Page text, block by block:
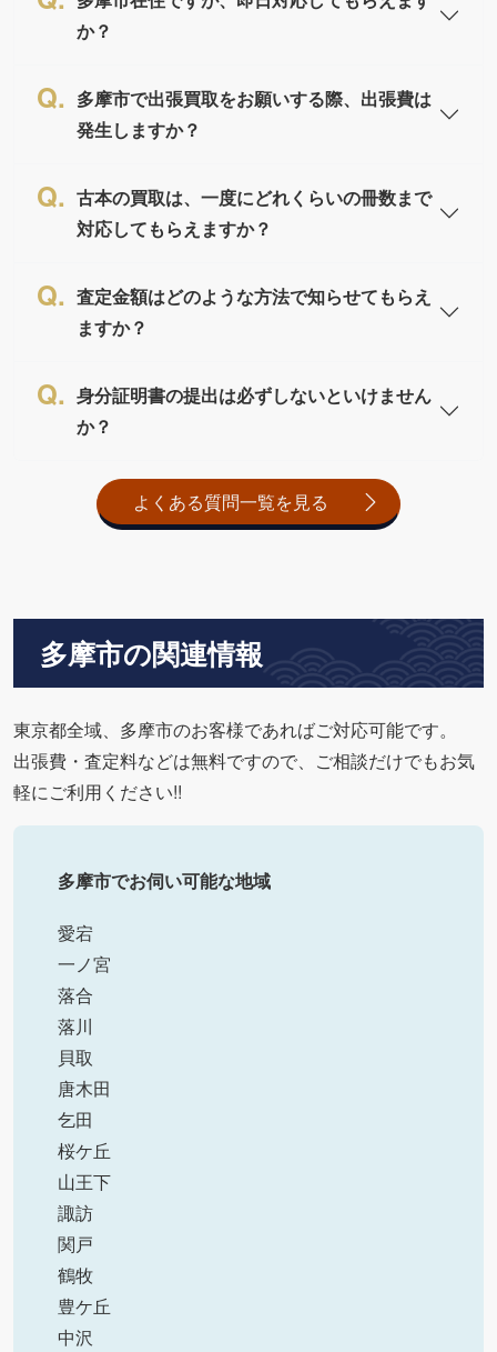
か？
多摩市で出張買取をお願いする際、出張費は
発生しますか？
古本の買取は、一度にどれくらいの冊数まで
対応してもらえますか？
査定金額はどのような方法で知らせてもらえ
ますか？
身分証明書の提出は必ずしないといけません
か？
よくある質問一覧を見る
多摩市の関連情報
東京都全域、多摩市のお客様であればご対応可能です。
出張費・査定料などは無料ですので、ご相談だけでもお気
軽にご利用ください!!
多摩市でお伺い可能な地域
愛宕
一ノ宮
落合
落川
貝取
唐木田
乞田
桜ケ丘
山王下
諏訪
関戸
鶴牧
豊ケ丘
中沢